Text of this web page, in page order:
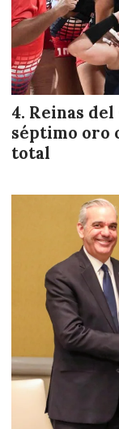
Reinas
séptimo oro
total